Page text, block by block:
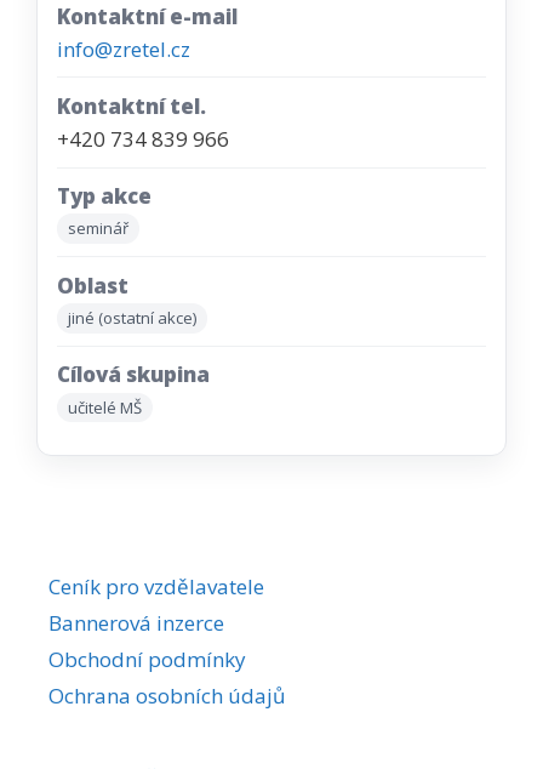
Kontaktní e-mail
info@zretel.cz
Kontaktní tel.
+420 734 839 966
Typ akce
seminář
Oblast
jiné (ostatní akce)
Cílová skupina
učitelé MŠ
Ceník pro vzdělavatele
Bannerová inzerce
Obchodní podmínky
Ochrana osobních údajů